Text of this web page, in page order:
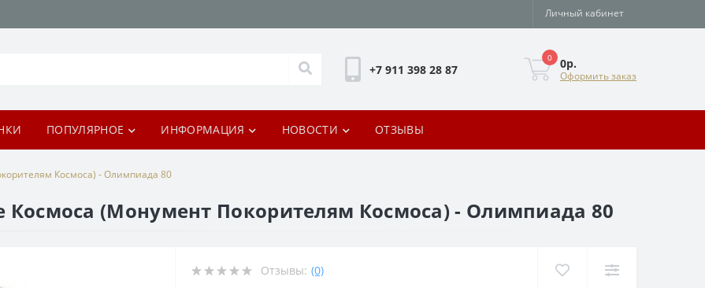
Личный кабинет
+7 911 398 28 87
0 0р.
Оформить заказ
ПОПУЛЯРНОЕ ИНФОРМАЦИЯ НОВОСТИ ОТЗЫВЫ
Космоса) - Олимпиада 80
Космоса (Монумент Покорителям Космоса) - Олимпиада 80
Отзывы: (0)